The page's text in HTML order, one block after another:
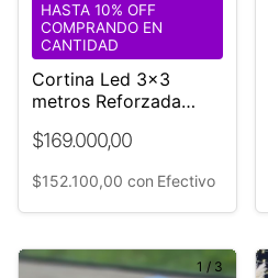
Cortina Led 3x3
metros Reforzada
220v interconectable
$169.000,00
HASTA 10% OFF
COMPRANDO EN
CANTIDAD
$152.100,00 con Efectivo
1 / 3